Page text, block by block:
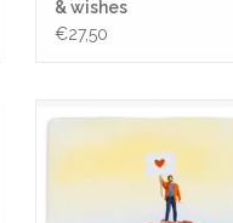
& wishes
€27,50
Jij bent mijn
TOEVOEGEN AAN